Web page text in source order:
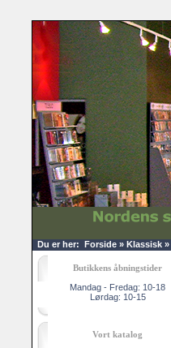
Du er her: Forside » Klassisk »
Butikkens åbningstider
Mandag - Fredag: 10-18
Lørdag: 10-15
Vort katalog